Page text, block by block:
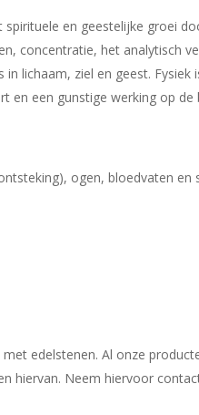
en geestelijke groei
concentratie, het analytisch
lichaam, ziel en geest.
en een gunstige werking op
ogen, bloedvaten en
edelstenen. Al onze
hiervan. Neem hiervoor